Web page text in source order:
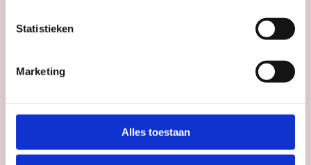
Statistieken
Marketing
Alles toestaan